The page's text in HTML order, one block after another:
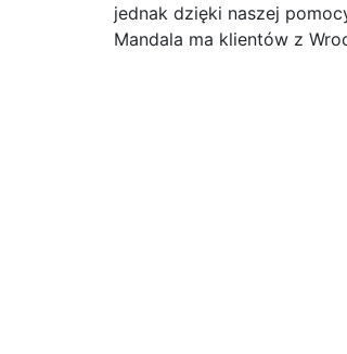
jednak dzięki naszej
Mandala ma klientów z